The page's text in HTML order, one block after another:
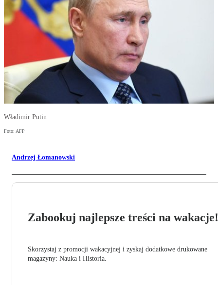
Władimir Putin
Foto: AFP
Andrzej Łomanowski
Zabookuj najlepsze treści na wakacje!
Skorzystaj z promocji wakacyjnej i zyskaj dodatkowe drukowane
magazyny: Nauka i Historia.